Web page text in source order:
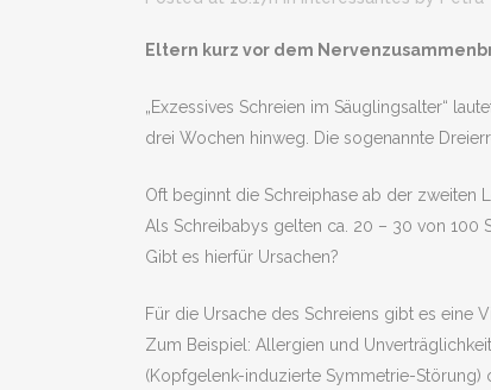
Eltern kurz vor dem
„Exzessives Schreien im Säuglingsalter“
drei Wochen hinweg. Die sogenannte
Oft beginnt die Schreiphase ab der zweiten
Als Schreibabys gelten ca. 20 – 30 von 100
Gibt es hierfür Ursachen?
Für die Ursache des Schreiens gibt es eine
Zum Beispiel: Allergien und
(Kopfgelenk-induzierte Symmetrie-